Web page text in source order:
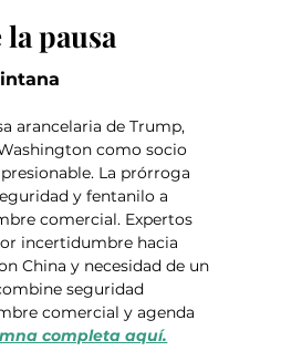
pausa
arancelaria de Trump,
como socio
La prórroga
y fentanilo a
comercial. Expertos
incertidumbre hacia
China y necesidad de un
seguridad
comercial y agenda
completa aquí.